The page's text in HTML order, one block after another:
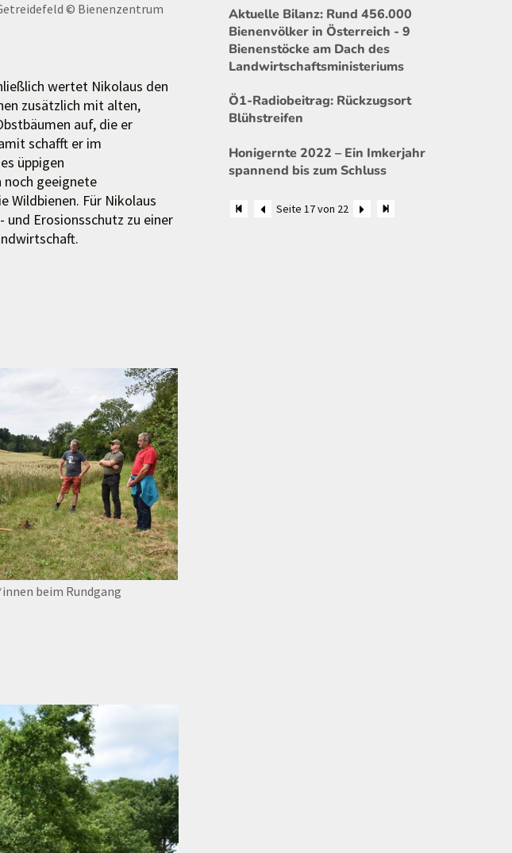
© Bienenzentrum
wertet Nikolaus den
zusätzlich mit alten,
auf, die er
schafft er im
üppigen
noch geeignete
Wildbienen. Für Nikolaus
und Erosionsschutz zu einer
beim Rundgang
Aktuelle Bilanz: Rund 456.000
Bienenvölker in Österreich - 9
Bienenstöcke am Dach des
Landwirtschaftsministeriums
Ö1-Radiobeitrag: Rückzugsort
Blühstreifen
Honigernte 2022 – Ein Imkerjahr
spannend bis zum Schluss
Seite 17 von 22